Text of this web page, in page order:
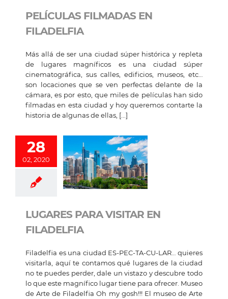
PELÍCULAS FILMADAS EN
FILADELFIA
Más allá de ser una ciudad súper histórica y repleta
de lugares magníficos es una ciudad súper
cinematográfica, sus calles, edificios, museos, etc…
son locaciones que se ven perfectas delante de la
cámara, es por esto, que miles de películas han sido
filmadas en esta ciudad y hoy queremos contarte la
historia de algunas de ellas, [...]
28
02, 2020
LUGARES PARA VISITAR EN
FILADELFIA
Filadelfia es una ciudad ES-PEC-TA-CU-LAR… quieres
visitarla, aquí te contamos qué lugares de la ciudad
no te puedes perder, dale un vistazo y descubre todo
lo que este magnífico lugar tiene para ofrecer. Museo
de Arte de Filadelfia Oh my gosh!!! El museo de Arte